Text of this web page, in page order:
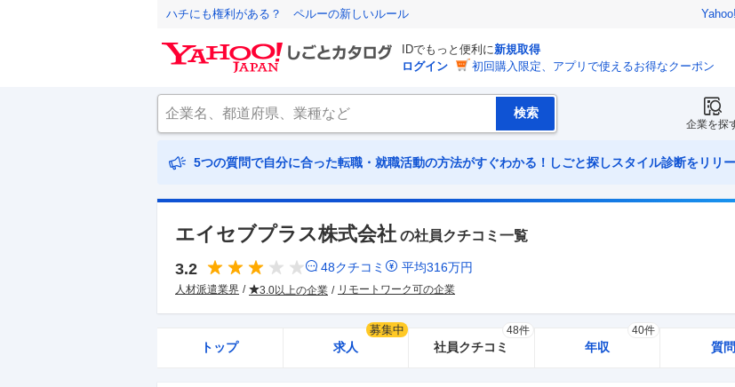
ハチにも権利がある？ ペルーの新しいルール
IDでもっと便利に新規取得
ログイン
初回購入限定、アプリで使えるお得なクーポン
企業を探
5つの質問で自分に合った転職・就職活動の方法がすぐわかる！しごと探しスタイル診断をリリ
エイセブプラス株式会社 の社員クチコミ一覧
3.2 48クチコミ 平均316万円
人材派遣業界 3.0以上の企業 リモートワーク可の企業
トップ 求人
募集中
社員クチコミ
48件
年収
40件
質問